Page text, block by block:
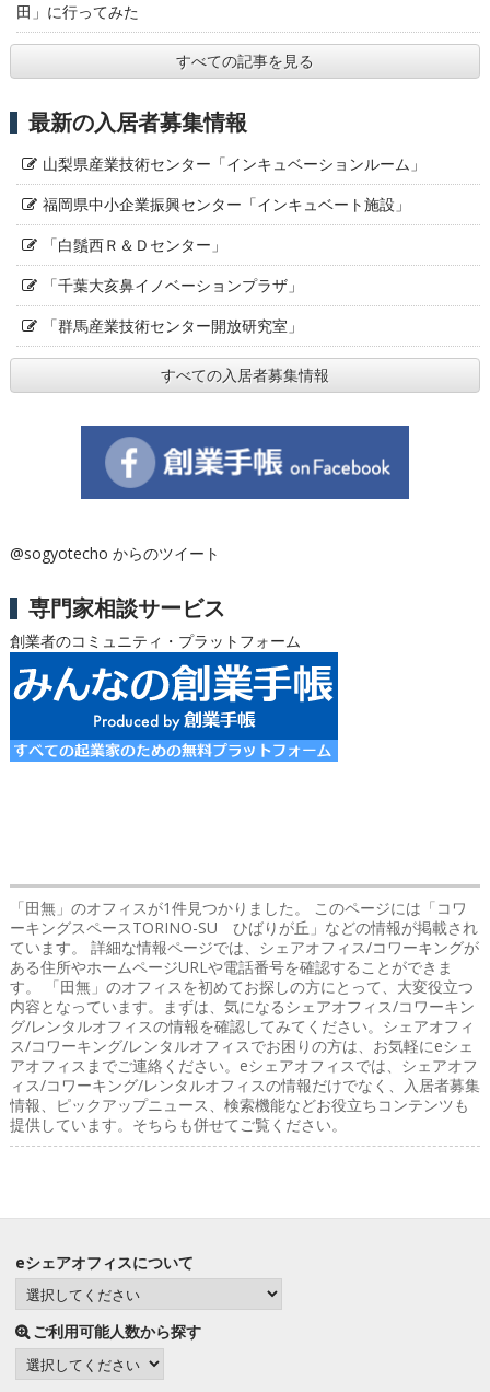
田」に行ってみた
すべての記事を見る
最新の入居者募集情報
山梨県産業技術センター「インキュベーションルーム」
福岡県中小企業振興センター「インキュベート施設」
「白鬚西Ｒ＆Ｄセンター」
「千葉大亥鼻イノベーションプラザ」
「群馬産業技術センター開放研究室」
すべての入居者募集情報
@sogyotecho からのツイート
専門家相談サービス
創業者のコミュニティ・プラットフォーム
「田無」のオフィスが1件見つかりました。 このページには「コワ
ーキングスペースTORINO-SU ひばりが丘」などの情報が掲載され
ています。 詳細な情報ページでは、シェアオフィス/コワーキングが
ある住所やホームページURLや電話番号を確認することができま
す。 「田無」のオフィスを初めてお探しの方にとって、大変役立つ
内容となっています。まずは、気になるシェアオフィス/コワーキン
グ/レンタルオフィスの情報を確認してみてください。シェアオフィ
ス/コワーキング/レンタルオフィスでお困りの方は、お気軽にeシェ
アオフィスまでご連絡ください。eシェアオフィスでは、シェアオフ
ィス/コワーキング/レンタルオフィスの情報だけでなく、入居者募集
情報、ピックアップニュース、検索機能などお役立ちコンテンツも
提供しています。そちらも併せてご覧ください。
eシェアオフィスについて
ご利用可能人数から探す